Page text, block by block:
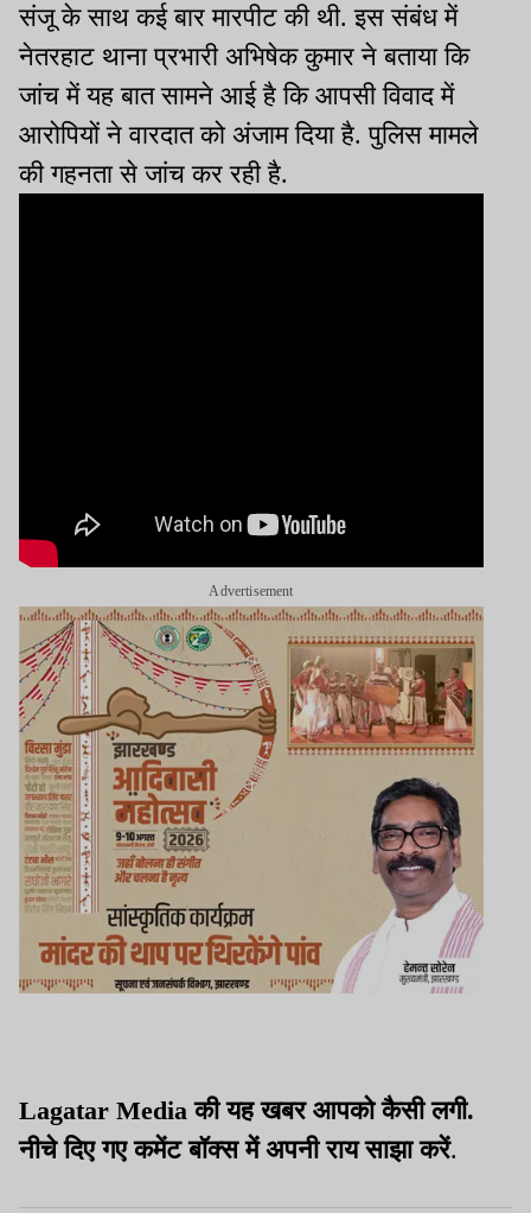
संजू के साथ कई बार मारपीट की थी. इस संबंध में
नेतरहाट थाना प्रभारी अभिषेक कुमार ने बताया कि
जांच में यह बात सामने आई है कि आपसी विवाद में
आरोपियों ने वारदात को अंजाम दिया है. पुलिस मामले
की गहनता से जांच कर रही है.
Advertisement
Lagatar Media की यह खबर आपको कैसी लगी.
नीचे दिए गए कमेंट बॉक्स में अपनी राय साझा करें.